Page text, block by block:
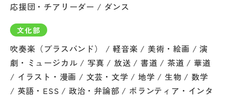
応援団・チアリーダー / ダンス
文化部
吹奏楽（ブラスバンド） / 軽音楽 / 美術・絵画 / 演
劇・ミュージカル / 写真 / 放送 / 書道 / 茶道 / 華道
/ イラスト・漫画 / 文芸・文学 / 地学 / 生物 / 数学
/ 英語・ESS / 政治・弁論部 / ボランティア・インタ